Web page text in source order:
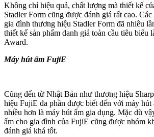
Không chỉ hiệu quả, chất lượng mà thiết kế
Stadler Form cũng được đánh giá rất cao.
gia đình thương hiệu Stadler Form đã nhiêu
thiết kế sản phẩm danh giá toàn cầu tiêu biểu
Award.
Máy hút ẩm FujiE
Cũng đến từ Nhật Bản như thương hiệu
hiệu FujiE đa phần được biết đến với máy hút
nhiều hơn là máy hút ẩm gia dụng. Mặc dù
ẩm cho gia đình của FujiE cũng được nhóm
đánh giá khá tốt.